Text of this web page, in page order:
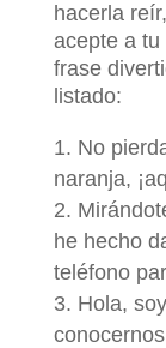
hacerla
acepte a
frase
listado:
No
naranja,
he hecho
teléfono
Hola,